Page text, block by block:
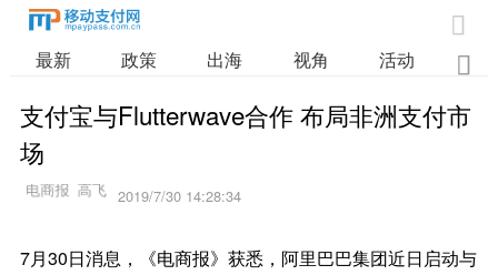

最新 政策 出海 视角 活动 业

支付宝与Flutterwave合作 布局非洲支付市
场
2019/7/30 14:28:34
7月30日消息，《电商报》获悉，阿里巴巴集团近日启动与